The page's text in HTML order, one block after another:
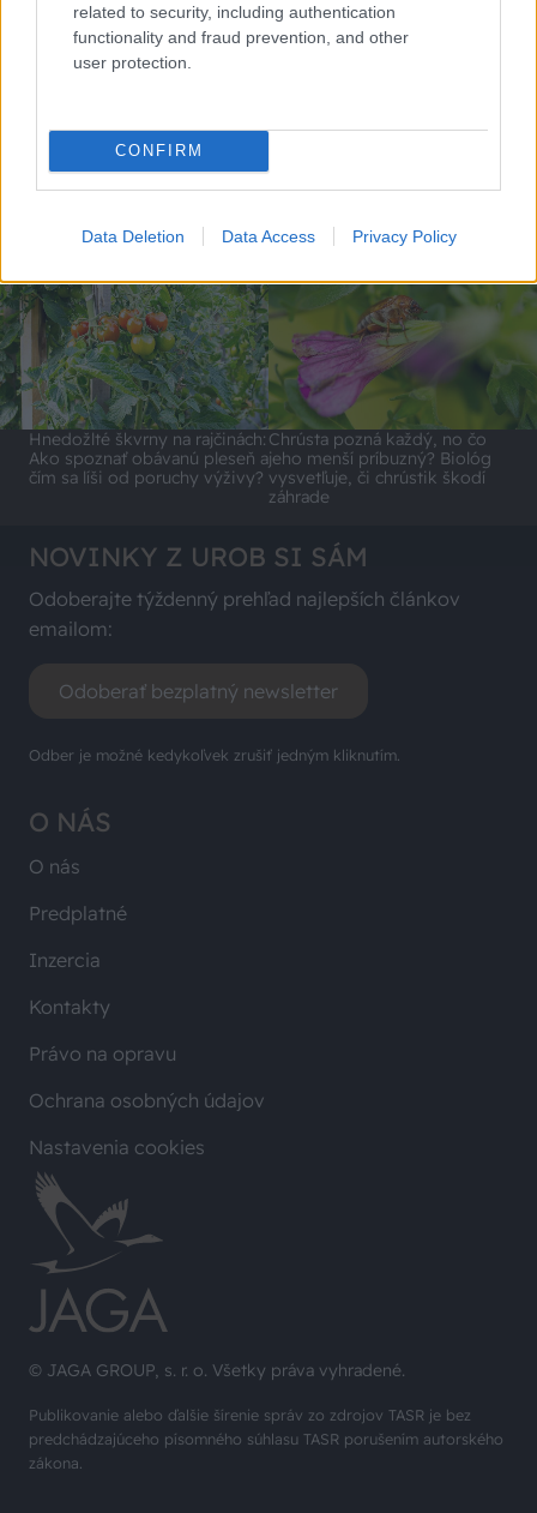
related to security, including authentication
functionality and fraud prevention, and other
user protection.
CONFIRM
Data Deletion Data Access Privacy Policy
Zmenili dispozíciu a odkryli
pôvodný charakter bytu.
Výsledkom je interiér plný
v dostupnosti bývania
ZÁHRADA.SK
Hnedožlté škvrny na rajčinách:
Ako spoznať obávanú pleseň a
čím sa líši od poruchy výživy?
Chrústa pozná každý, no čo
jeho menší príbuzný? Biológ
vysvetľuje, či chrústik škodí
záhrade
© JAGA GROUP, s. r. o. Všetky práva vyhradené.
Publikovanie alebo ďalšie šírenie správ zo zdrojov TASR je bez
predchádzajúceho písomného súhlasu TASR porušením autorského
zákona.
O NÁS
O nás
Predplatné
Inzercia
Kontakty
Právo na opravu
Ochrana osobných údajov
Nastavenia cookies
NOVINKY Z UROB SI SÁM
Odoberajte týždenný prehľad najlepších článkov
emailom:
Odoberať bezplatný newsletter
Odber je možné kedykoľvek zrušiť jedným kliknutím.